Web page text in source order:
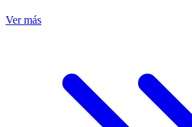
Ver más